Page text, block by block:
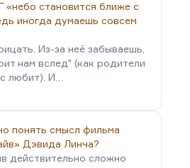
«небо становится ближе с
иногда думаешь совсем
Из-за неё забываешь,
нам вслед" (как родители
любит). И…
понять смысл фильма
Дэвида Линча?
действительно сложно